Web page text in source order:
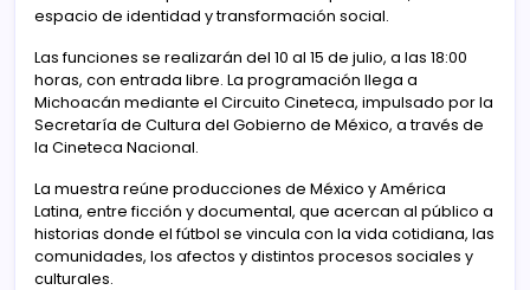
espacio de identidad y transformación social.
Las funciones se realizarán del 10 al 15 de julio, a las 18:00
horas, con entrada libre. La programación llega a
Michoacán mediante el Circuito Cineteca, impulsado por la
Secretaría de Cultura del Gobierno de México, a través de
la Cineteca Nacional.
La muestra reúne producciones de México y América
Latina, entre ficción y documental, que acercan al público a
historias donde el fútbol se vincula con la vida cotidiana, las
comunidades, los afectos y distintos procesos sociales y
culturales.